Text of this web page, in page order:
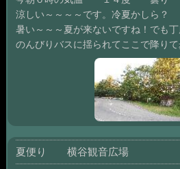
涼しい～～～～です。冷夏かしら？
暑い～～～夏が来ないですね！でも
のんびりバスに揺られてここで降り
夏便り 横谷観音広場